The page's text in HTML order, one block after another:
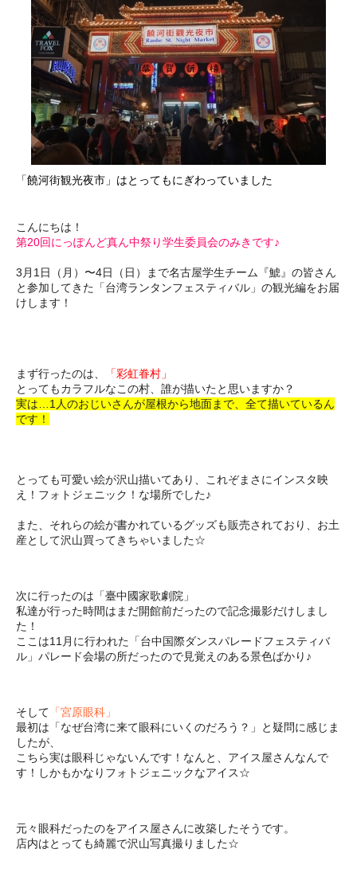
「饒河街観光夜市」はとってもにぎわっていました
こんにちは！
第20回にっぽんど真ん中祭り学生委員会のみきです♪
3月1日（月）〜4日（日）まで名古屋学生チーム『鯱』の皆さん
と参加してきた「台湾ランタンフェスティバル」の観光編をお届
けします！
まず行ったのは、
「彩虹眷村」
とってもカラフルなこの村、誰が描いたと思いますか？
実は…1人のおじいさんが屋根から地面まで、全て描いているん
です！
とっても可愛い絵が沢山描いてあり、これぞまさにインスタ映
え！フォトジェニック！な場所でした♪
また、それらの絵が書かれているグッズも販売されており、お土
産として沢山買ってきちゃいました☆
次に行ったのは「臺中國家歌劇院」
私達が行った時間はまだ開館前だったので記念撮影だけしまし
た！
ここは11月に行われた「台中国際ダンスパレードフェスティバ
ル」パレード会場の所だったので見覚えのある景色ばかり♪
そして 「宮原眼科」
最初は「なぜ台湾に来て眼科にいくのだろう？」と疑問に感じま
したが、
こちら実は眼科じゃないんです！なんと、アイス屋さんなんで
す！しかもかなりフォトジェニックなアイス☆
元々眼科だったのをアイス屋さんに改築したそうです。
店内はとっても綺麗で沢山写真撮りました☆